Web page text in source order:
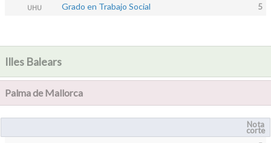
UHU Grado en Trabajo Social 5
Illes Balears
Palma de Mallorca
Nota
corte